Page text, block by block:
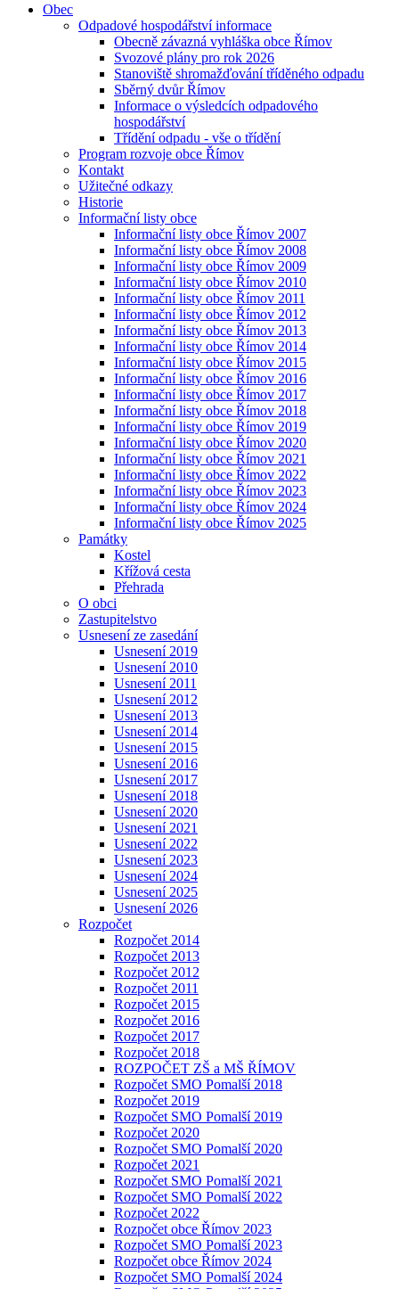
Obec
Odpadové hospodářství informace
Obecně závazná vyhláška obce Římov
Svozové plány pro rok 2026
Stanoviště shromažďování tříděného odpadu
Sběrný dvůr Římov
Informace o výsledcích odpadového
hospodářství
Třídění odpadu - vše o třídění
Program rozvoje obce Římov
Kontakt
Užitečné odkazy
Historie
Informační listy obce
Informační listy obce Římov 2007
Informační listy obce Římov 2008
Informační listy obce Římov 2009
Informační listy obce Římov 2010
Informační listy obce Římov 2011
Informační listy obce Římov 2012
Informační listy obce Římov 2013
Informační listy obce Římov 2014
Informační listy obce Římov 2015
Informační listy obce Římov 2016
Informační listy obce Římov 2017
Informační listy obce Římov 2018
Informační listy obce Římov 2019
Informační listy obce Římov 2020
Informační listy obce Římov 2021
Informační listy obce Římov 2022
Informační listy obce Římov 2023
Informační listy obce Římov 2024
Informační listy obce Římov 2025
Památky
Kostel
Křížová cesta
Přehrada
O obci
Zastupitelstvo
Usnesení ze zasedání
Usnesení 2019
Usnesení 2010
Usnesení 2011
Usnesení 2012
Usnesení 2013
Usnesení 2014
Usnesení 2015
Usnesení 2016
Usnesení 2017
Usnesení 2018
Usnesení 2020
Usnesení 2021
Usnesení 2022
Usnesení 2023
Usnesení 2024
Usnesení 2025
Usnesení 2026
Rozpočet
Rozpočet 2014
Rozpočet 2013
Rozpočet 2012
Rozpočet 2011
Rozpočet 2015
Rozpočet 2016
Rozpočet 2017
Rozpočet 2018
ROZPOČET ZŠ a MŠ ŘÍMOV
Rozpočet SMO Pomalší 2018
Rozpočet 2019
Rozpočet SMO Pomalší 2019
Rozpočet 2020
Rozpočet SMO Pomalší 2020
Rozpočet 2021
Rozpočet SMO Pomalší 2021
Rozpočet SMO Pomalší 2022
Rozpočet 2022
Rozpočet obce Římov 2023
Rozpočet SMO Pomalší 2023
Rozpočet obce Římov 2024
Rozpočet SMO Pomalší 2024